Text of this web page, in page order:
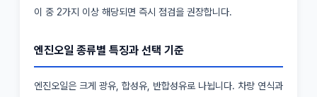
이 중 2가지 이상 해당되면 즉시 점검을 권장합니다.
엔진오일 종류별 특징과 선택 기준
엔진오일은 크게 광유, 합성유, 반합성유로 나뉩니다. 차량 연식과